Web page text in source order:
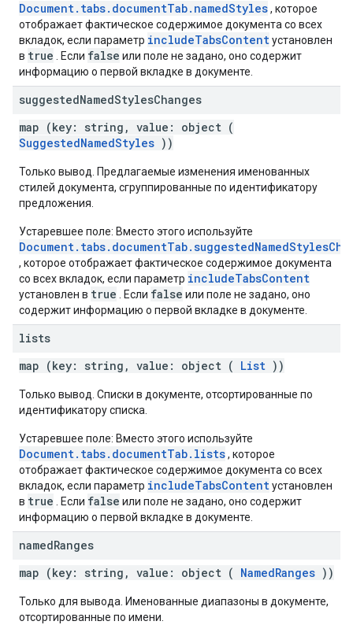
Document.tabs.documentTab.namedStyles, которое
отображает фактическое содержимое документа со всех
вкладок, если параметр includeTabsContentустановлен
в true . Если false или поле не задано, оно содержит
информацию о первой вкладке в документе.
suggestedNamedStylesChanges
map (key: string, value: object (
SuggestedNamedStyles ))
Только вывод. Предлагаемые изменения именованных
стилей документа, сгруппированные по идентификатору
предложения.
Устаревшее поле: Вместо этого используйте
, которое отображает фактическое содержимое документа
со всех вкладок, если параметр includeTabsContent
установлен в true . Если false или поле не задано, оно
содержит информацию о первой вкладке в документе.
lists
map (key: string, value: object ( List ))
Только вывод. Списки в документе, отсортированные по
идентификатору списка.
Устаревшее поле: Вместо этого используйте
Document.tabs.documentTab.lists, которое
отображает фактическое содержимое документа со всех
вкладок, если параметр includeTabsContentустановлен
в true . Если false или поле не задано, оно содержит
информацию о первой вкладке в документе.
namedRanges
map (key: string, value: object ( NamedRanges ))
Только для вывода. Именованные диапазоны в документе,
отсортированные по имени.